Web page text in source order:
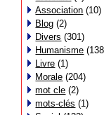
Association (10)
Blog (2)
Divers (301)
Humanisme
Livre (1)
Morale (204)
mot cle (2)
mots-clés (1)